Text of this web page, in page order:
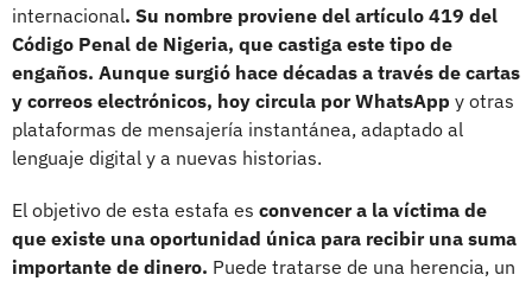
internacional. Su nombre proviene del artículo 419 del
Código Penal de Nigeria, que castiga este tipo de
engaños. Aunque surgió hace décadas a través de cartas
y correos electrónicos, hoy circula por WhatsApp y otras
plataformas de mensajería instantánea, adaptado al
lenguaje digital y a nuevas historias.
El objetivo de esta estafa es convencer a la víctima de
que existe una oportunidad única para recibir una suma
importante de dinero. Puede tratarse de una herencia, un